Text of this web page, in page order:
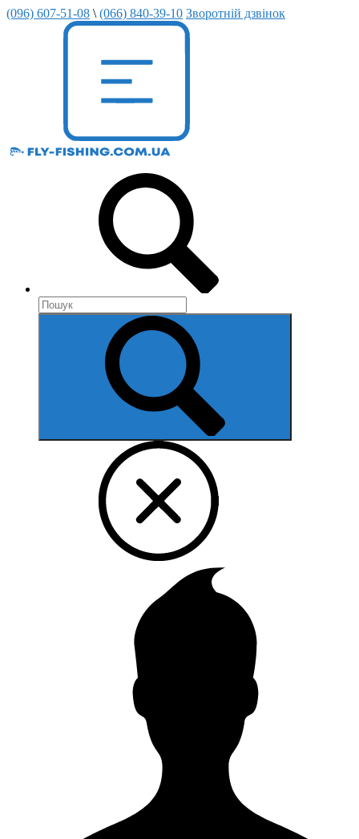
(096) 607-51-08 \ (066) 840-39-10 Зворотній дзвінок